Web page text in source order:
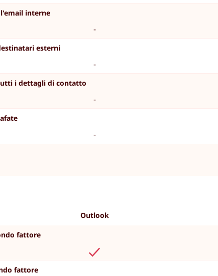
interne
-
esterni
-
i dettagli di contatto
-
-
Outlook
fattore
fattore